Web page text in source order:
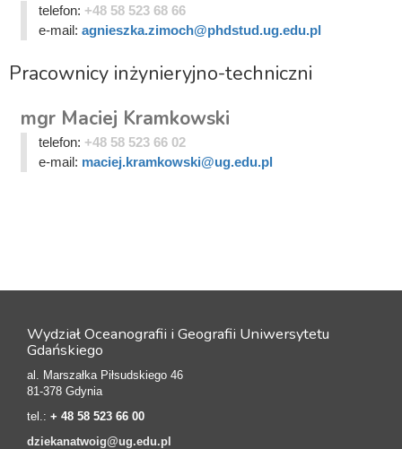
telefon: +48 58 523 68 66
e-mail: agnieszka.zimoch@phdstud.ug.edu.pl
Pracownicy inżynieryjno-techniczni
mgr Maciej Kramkowski
telefon: +48 58 523 66 02
e-mail: maciej.kramkowski@ug.edu.pl
Wydział Oceanografii i Geografii Uniwersytetu
Gdańskiego
al. Marszałka Piłsudskiego 46
81-378 Gdynia
tel.: + 48 58 523 66 00
dziekanatwoig@ug.edu.pl